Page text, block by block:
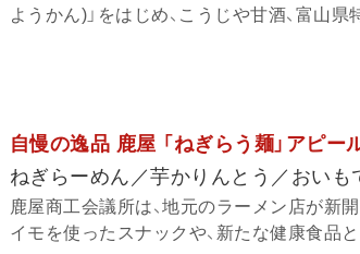
ようかん)」をはじめ、こうじや甘酒、富山県
自慢の逸品 鹿屋 「ねぎらう麺」アピ
ねぎらーめん／芋かりんとう／おい
鹿屋商工会議所は、地元のラーメン店が新
イモを使ったスナックや、新たな健康食品